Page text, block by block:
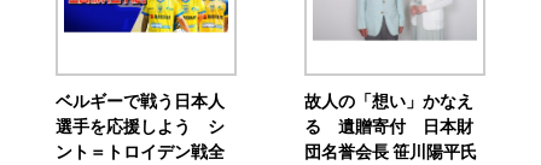
ベルギーで戦う日本人
選手を応援しよう シ
ント＝トロイデン戦全
故人の「想い」かなえ
る 遺贈寄付 日本財
団名誉会長 笹川陽平氏